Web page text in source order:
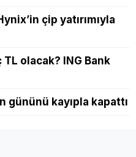
çip yatırımıyla
TL olacak? ING Bank
gününü kayıpla kapattı